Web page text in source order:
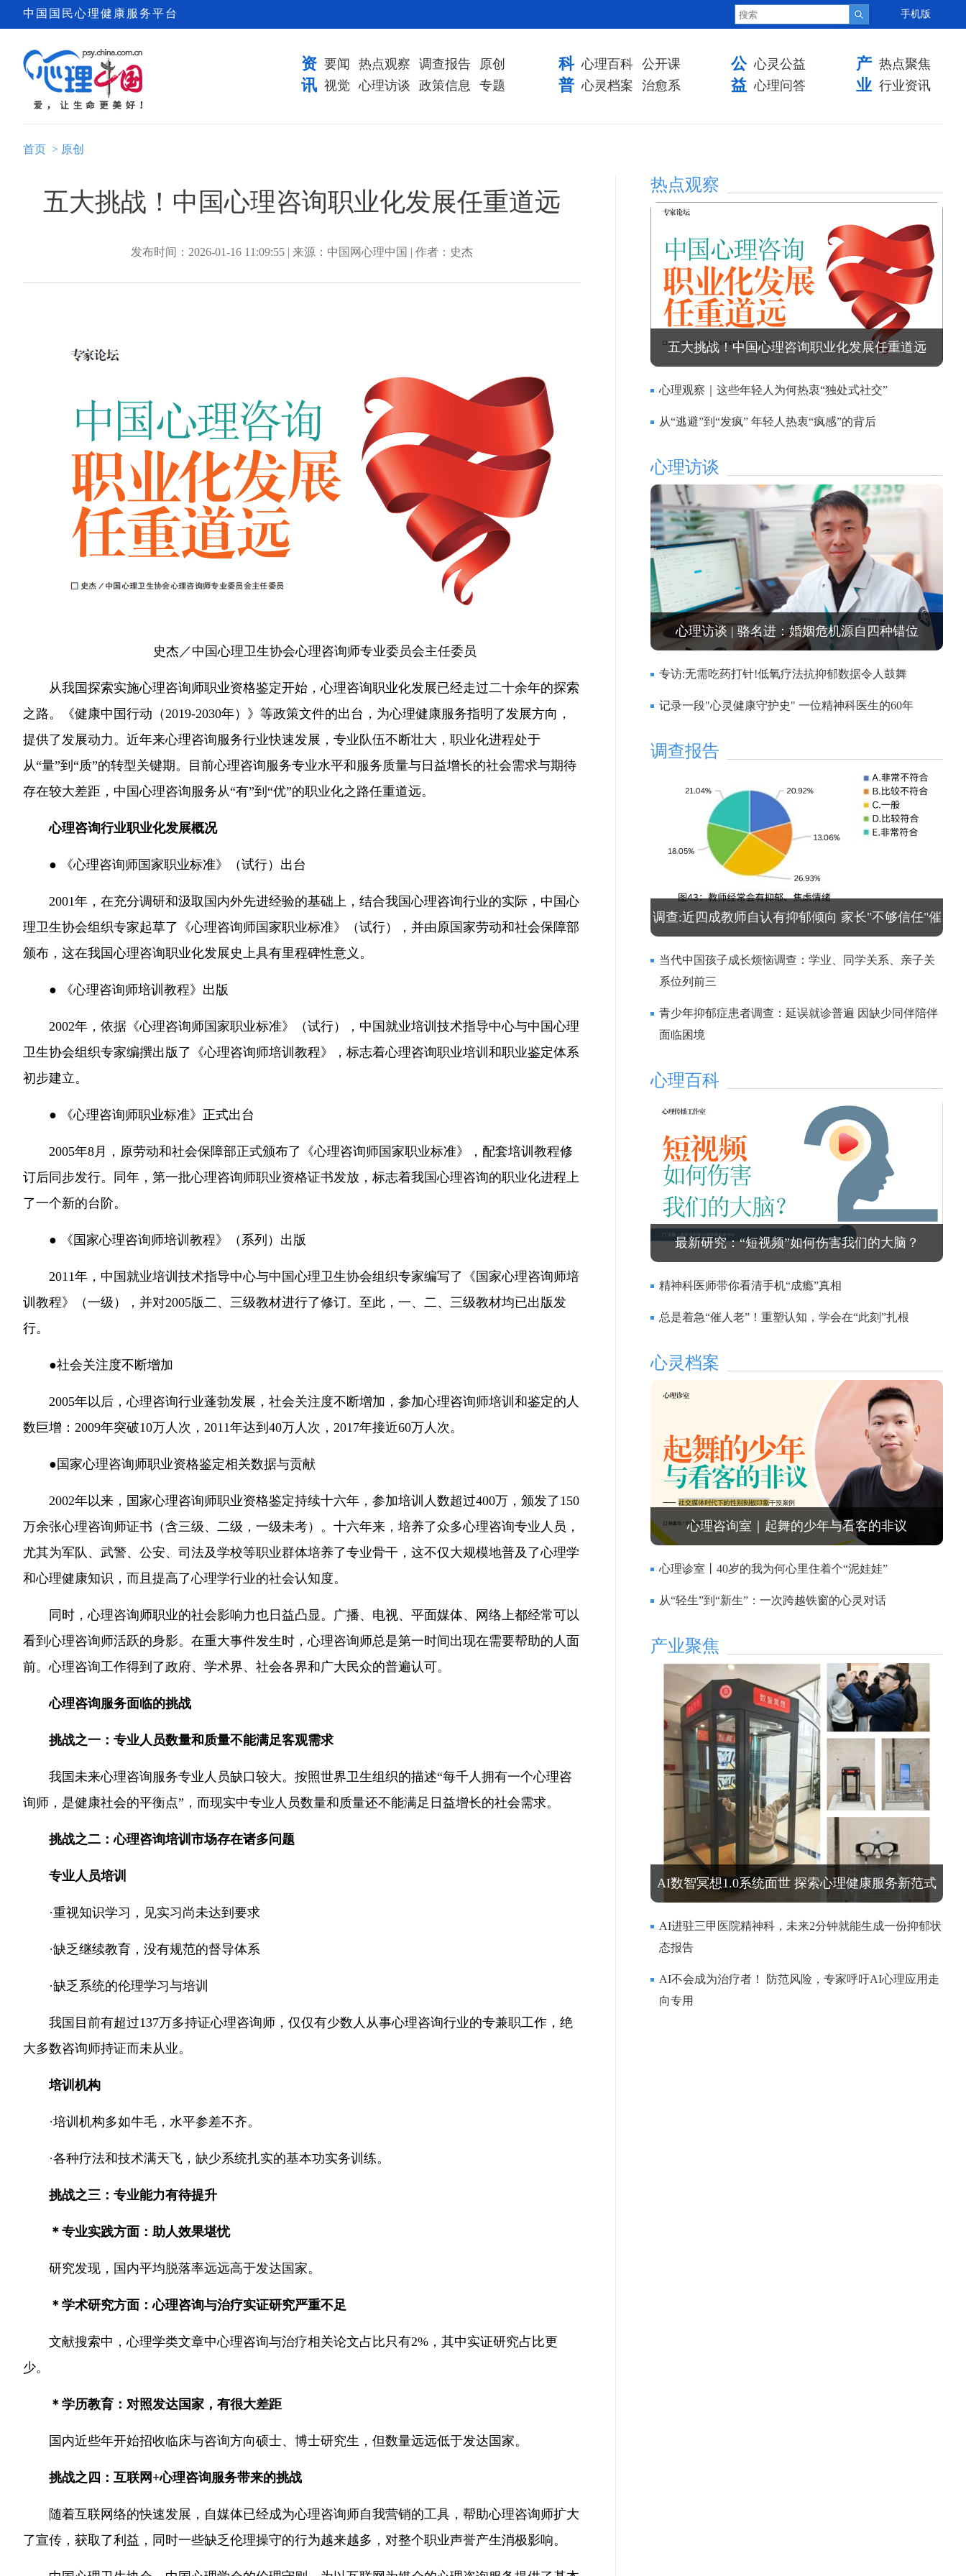
中国国民心理健康服务平台 手机版
资
讯
要闻 热点观察 调查报告
原创
视觉 心理访谈 政策信息 专题
科
普
心理百科 公开课
心灵档案
治愈系
公
益
心灵公益
心理问答
产
业
热点聚焦
行业资讯
首页 > 原创
五大挑战！中国心理咨询职业化发展任重道远
发布时间：2026-01-16 11:09:55 | 来源：中国网心理中国 | 作者：史杰
史杰／中国心理卫生协会心理咨询师专业委员会主任委员
从我国探索实施心理咨询师职业资格鉴定开始，心理咨询职业化发展已经走过二十余年的探索
之路。《健康中国行动（2019-2030年）》等政策文件的出台，为心理健康服务指明了发展方向，
提供了发展动力。近年来心理咨询服务行业快速发展，专业队伍不断壮大，职业化进程处于
从“量”到“质”的转型关键期。目前心理咨询服务专业水平和服务质量与日益增长的社会需求与期待
存在较大差距，中国心理咨询服务从“有”到“优”的职业化之路任重道远。
心理咨询行业职业化发展概况
● 《心理咨询师国家职业标准》（试行）出台
2001年，在充分调研和汲取国内外先进经验的基础上，结合我国心理咨询行业的实际，中国心
理卫生协会组织专家起草了《心理咨询师国家职业标准》（试行），并由原国家劳动和社会保障部
颁布，这在我国心理咨询职业化发展史上具有里程碑性意义。
● 《心理咨询师培训教程》出版
2002年，依据《心理咨询师国家职业标准》（试行），中国就业培训技术指导中心与中国心理
卫生协会组织专家编撰出版了《心理咨询师培训教程》，标志着心理咨询职业培训和职业鉴定体系
初步建立。
● 《心理咨询师职业标准》正式出台
2005年8月，原劳动和社会保障部正式颁布了《心理咨询师国家职业标准》，配套培训教程修
订后同步发行。同年，第一批心理咨询师职业资格证书发放，标志着我国心理咨询的职业化进程上
了一个新的台阶。
● 《国家心理咨询师培训教程》（系列）出版
2011年，中国就业培训技术指导中心与中国心理卫生协会组织专家编写了《国家心理咨询师培
训教程》（一级），并对2005版二、三级教材进行了修订。至此，一、二、三级教材均已出版发
行。
●社会关注度不断增加
2005年以后，心理咨询行业蓬勃发展，社会关注度不断增加，参加心理咨询师培训和鉴定的人
数巨增：2009年突破10万人次，2011年达到40万人次，2017年接近60万人次。
●国家心理咨询师职业资格鉴定相关数据与贡献
2002年以来，国家心理咨询师职业资格鉴定持续十六年，参加培训人数超过400万，颁发了150
万余张心理咨询师证书（含三级、二级，一级未考）。十六年来，培养了众多心理咨询专业人员，
尤其为军队、武警、公安、司法及学校等职业群体培养了专业骨干，这不仅大规模地普及了心理学
和心理健康知识，而且提高了心理学行业的社会认知度。
同时，心理咨询师职业的社会影响力也日益凸显。广播、电视、平面媒体、网络上都经常可以
看到心理咨询师活跃的身影。在重大事件发生时，心理咨询师总是第一时间出现在需要帮助的人面
前。心理咨询工作得到了政府、学术界、社会各界和广大民众的普遍认可。
心理咨询服务面临的挑战
挑战之一：专业人员数量和质量不能满足客观需求
我国未来心理咨询服务专业人员缺口较大。按照世界卫生组织的描述“每千人拥有一个心理咨
询师，是健康社会的平衡点”，而现实中专业人员数量和质量还不能满足日益增长的社会需求。
挑战之二：心理咨询培训市场存在诸多问题
专业人员培训
·重视知识学习，见实习尚未达到要求
·缺乏继续教育，没有规范的督导体系
·缺乏系统的伦理学习与培训
我国目前有超过137万多持证心理咨询师，仅仅有少数人从事心理咨询行业的专兼职工作，绝
大多数咨询师持证而未从业。
培训机构
·培训机构多如牛毛，水平参差不齐。
·各种疗法和技术满天飞，缺少系统扎实的基本功实务训练。
挑战之三：专业能力有待提升
＊专业实践方面：助人效果堪忧
研究发现，国内平均脱落率远远高于发达国家。
＊学术研究方面：心理咨询与治疗实证研究严重不足
文献搜索中，心理学类文章中心理咨询与治疗相关论文占比只有2%，其中实证研究占比更
少。
＊学历教育：对照发达国家，有很大差距
国内近些年开始招收临床与咨询方向硕士、博士研究生，但数量远远低于发达国家。
挑战之四：互联网+心理咨询服务带来的挑战
随着互联网络的快速发展，自媒体已经成为心理咨询师自我营销的工具，帮助心理咨询师扩大
了宣传，获取了利益，同时一些缺乏伦理操守的行为越来越多，对整个职业声誉产生消极影响。
热点观察
五大挑战！中国心理咨询职业化发展任重道远
心理观察｜这些年轻人为何热衷“独处式社交”
从“逃避”到“发疯” 年轻人热衷“疯感”的背后
心理访谈
心理访谈 | 骆名进：婚姻危机源自四种错位
专访:无需吃药打针!低氧疗法抗抑郁数据令人鼓舞
记录一段"心灵健康守护史" 一位精神科医生的60年
调查报告
调查:近四成教师自认有抑郁倾向 家长"不够信任"催
生职业焦虑
当代中国孩子成长烦恼调查：学业、同学关系、亲子关
系位列前三
青少年抑郁症患者调查：延误就诊普遍 因缺少同伴陪伴
面临困境
心理百科
最新研究：“短视频”如何伤害我们的大脑？
精神科医师带你看清手机“成瘾”真相
总是着急“催人老”！重塑认知，学会在“此刻”扎根
心灵档案
心理咨询室｜起舞的少年与看客的非议
心理诊室丨40岁的我为何心里住着个“泥娃娃”
从“轻生”到“新生”：一次跨越铁窗的心灵对话
产业聚焦
AI数智冥想1.0系统面世 探索心理健康服务新范式
AI进驻三甲医院精神科，未来2分钟就能生成一份抑郁状
态报告
AI不会成为治疗者！ 防范风险，专家呼吁AI心理应用走
向专用